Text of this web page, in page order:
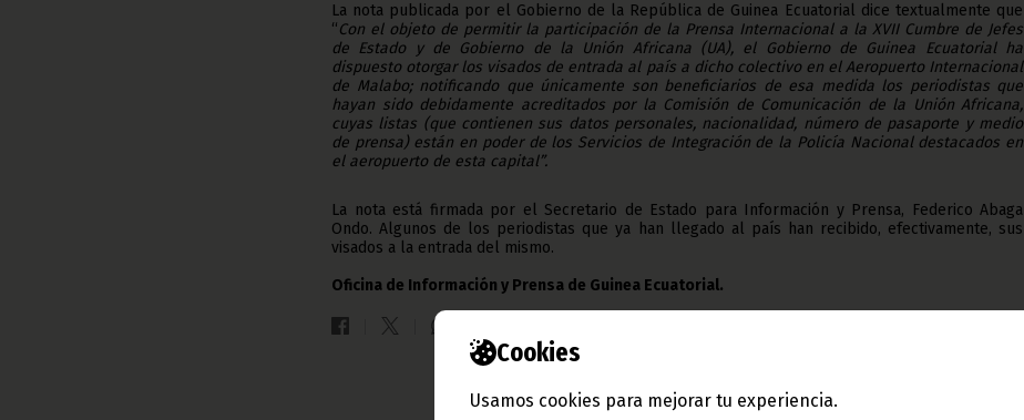
Cookies
Usamos cookies para mejorar tu experiencia.
La nota publicada por el Gobierno de la República de Guinea Ecuatorial dice textualmente que
“Con el objeto de permitir la participación de la Prensa Internacional a la XVII Cumbre de Jefes
de Estado y de Gobierno de la Unión Africana (UA), el Gobierno de Guinea Ecuatorial ha
dispuesto otorgar los visados de entrada al país a dicho colectivo en el Aeropuerto Internacional
de Malabo; notificando que únicamente son beneficiarios de esa medida los periodistas que
hayan sido debidamente acreditados por la Comisión de Comunicación de la Unión Africana,
cuyas listas (que contienen sus datos personales, nacionalidad, número de pasaporte y medio
de prensa) están en poder de los Servicios de Integración de la Policía Nacional destacados en
el aeropuerto de esta capital”.
La nota está firmada por el Secretario de Estado para Información y Prensa, Federico Abaga
Ondo. Algunos de los periodistas que ya han llegado al país han recibido, efectivamente, sus
visados a la entrada del mismo.
Oficina de Información y Prensa de Guinea Ecuatorial.